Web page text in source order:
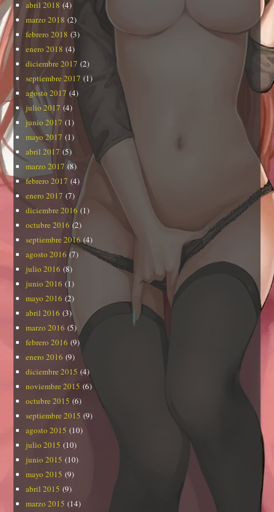
abril 2018 (4)
marzo 2018 (2)
febrero 2018 (3)
enero 2018 (4)
diciembre 2017 (2)
septiembre 2017 (1)
agosto 2017 (4)
julio 2017 (4)
junio 2017 (1)
mayo 2017 (1)
abril 2017 (5)
marzo 2017 (8)
febrero 2017 (4)
enero 2017 (7)
diciembre 2016 (1)
octubre 2016 (2)
septiembre 2016(4)
agosto 2016 (7)
julio 2016 (8)
junio 2016 (1)
mayo 2016 (2)
abril 2016 (3)
marzo 2016 (5)
febrero 2016 (9)
enero 2016 (9)
diciembre 2015 (4)
noviembre 2015 (6)
octubre 2015 (6)
septiembre 2015 (9)
agosto 2015 (10)
julio 2015 (10)
junio 2015 (10)
mayo 2015 (9)
abril 2015 (9)
marzo 2015 (14)